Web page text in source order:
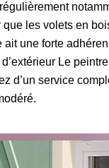
que les volets en
ait une forte
Le
d’un service